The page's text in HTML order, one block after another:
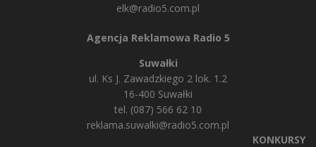
elk@radio5.com.pl
Agencja Reklamowa Radio 5
Suwałki
ul. Ks J. Zawadzkiego 2 lok. 1.2
16-400 Suwałki
tel. (087) 566 62 10
reklama.suwalki@radio5.com.pl
KONKURSY